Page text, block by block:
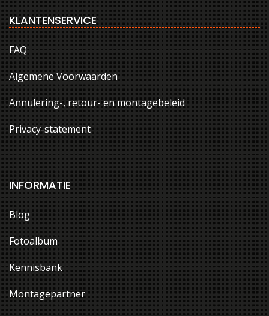
KLANTENSERVICE
FAQ
Algemene Voorwaarden
Annulering-, retour- en montagebeleid
Privacy-statement
INFORMATIE
Blog
Fotoalbum
Kennisbank
Montagepartner